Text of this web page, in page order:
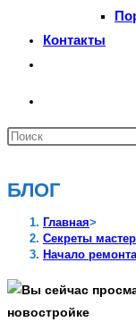
Контакты
веб-
Поиск
БЛОГ
Главная>
Секреты
Начало